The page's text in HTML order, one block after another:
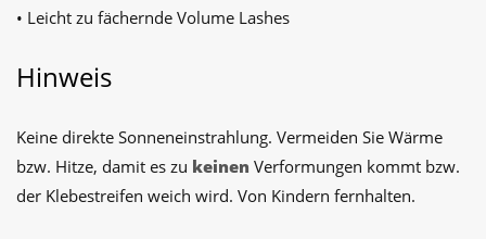
• Leicht zu fächernde Volume Lashes
Hinweis
Keine direkte Sonneneinstrahlung. Vermeiden Sie Wärme
bzw. Hitze, damit es zu keinen Verformungen kommt bzw.
der Klebestreifen weich wird. Von Kindern fernhalten.